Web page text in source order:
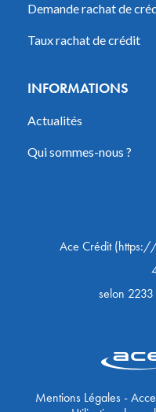
Demande rachat de
Taux rachat de crédit
INFORMATIONS
Actualités
Qui sommes-nous ?
Ace Crédit(
selon 2233
Mentions Légales-